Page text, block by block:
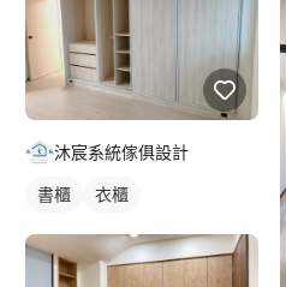
沐宸系統傢俱設計
書櫃 衣櫃